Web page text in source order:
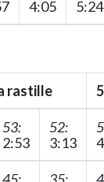
4:05
5:24
rastille 5
53:
2:53
52:
3:13